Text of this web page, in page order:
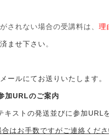
されない場合の受講料は、 理
ませ下さい。
ールにてお送りいたします。
加URLのご案内
キストの発送並びに参加URL
はお手数ですがご連絡くださ